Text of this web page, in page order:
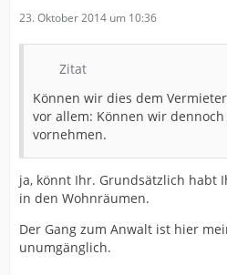
23. Oktober 2014 um 10:36
Zitat
Können wir dies dem
vor allem: Können wir
vornehmen.
ja, könnt Ihr. Grundsätzlich habt
in den Wohnräumen.
Der Gang zum Anwalt ist hier
unumgänglich.